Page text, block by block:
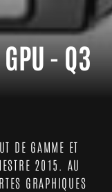
- Q3
DE GAMME ET
2015. AU
GRAPHIQUES